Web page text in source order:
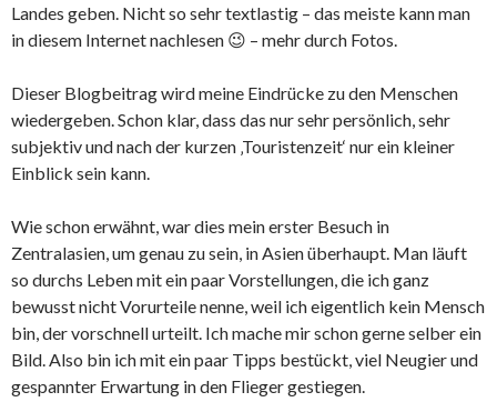
Landes geben. Nicht so sehr textlastig – das meiste kann man
in diesem Internet nachlesen 😉 – mehr durch Fotos.
Dieser Blogbeitrag wird meine Eindrücke zu den Menschen
wiedergeben. Schon klar, dass das nur sehr persönlich, sehr
subjektiv und nach der kurzen ‚Touristenzeit‘ nur ein kleiner
Einblick sein kann.
Wie schon erwähnt, war dies mein erster Besuch in
Zentralasien, um genau zu sein, in Asien überhaupt. Man läuft
so durchs Leben mit ein paar Vorstellungen, die ich ganz
bewusst nicht Vorurteile nenne, weil ich eigentlich kein Mensch
bin, der vorschnell urteilt. Ich mache mir schon gerne selber ein
Bild. Also bin ich mit ein paar Tipps bestückt, viel Neugier und
gespannter Erwartung in den Flieger gestiegen.